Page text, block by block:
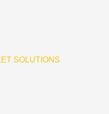
SOLUTIONS